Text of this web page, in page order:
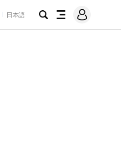
日本語
검
전
메
그